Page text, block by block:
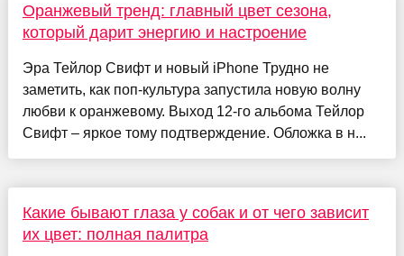
Оранжевый тренд: главный цвет сезона,
который дарит энергию и настроение
Эра Тейлор Свифт и новый iPhone Трудно не
заметить, как поп-культура запустила новую волну
любви к оранжевому. Выход 12-го альбома Тейлор
Свифт – яркое тому подтверждение. Обложка в н...
Какие бывают глаза у собак и от чего зависит
их цвет: полная палитра